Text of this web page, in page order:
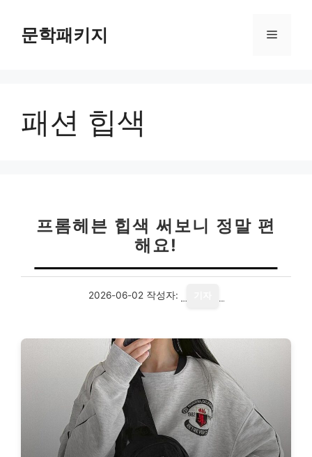
문학패키지 메
패션 힙색
프롬헤븐 힙색 써보니 정말 편
해요!
2026-06-02 작성자: